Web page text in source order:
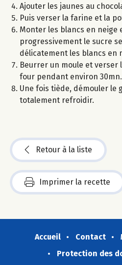
Ajouter les jaunes au
Puis verser la farine et la
Monter les blancs en neige
progressivement le sucre
délicatement les blancs en
Beurrer un moule et verser
four pendant environ 30mn.
Une fois tiède, démouler le
totalement refroidir.
Retour à la liste
Imprimer la recette
Accueil Contact
Protection des